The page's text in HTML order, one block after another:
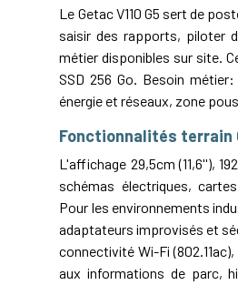
Le Getac V110 G5 sert de
saisir des rapports, piloter
métier disponibles sur site.
SSD 256 Go. Besoin
énergie et réseaux, zone
Fonctionnalités terrain
L'affichage 29,5cm (11,6''),
schémas électriques,
Pour les environnements
adaptateurs improvisés et
connectivité Wi-Fi
aux informations de parc,